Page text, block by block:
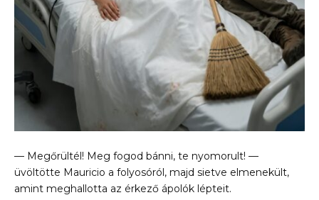
— Megőrültél! Meg fogod bánni, te nyomorult! —
üvöltötte Mauricio a folyosóról, majd sietve elmenekült,
amint meghallotta az érkező ápolók lépteit.